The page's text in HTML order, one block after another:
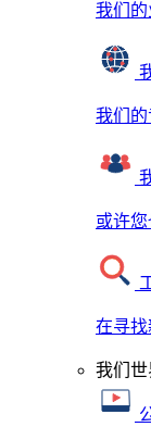
我们的
我们的
或许您
在寻找
我们